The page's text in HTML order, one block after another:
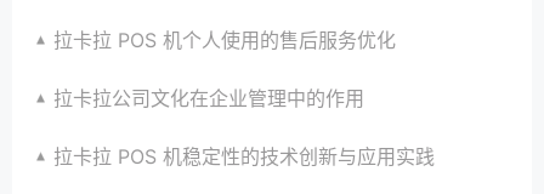
拉卡拉 POS 机个人使用的售后服务优化
拉卡拉公司文化在企业管理中的作用
拉卡拉 POS 机稳定性的技术创新与应用实践